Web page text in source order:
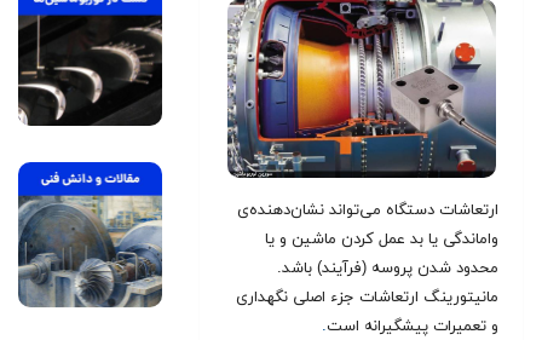
ارتعاشات دستگاه می‌تواند نشان‌دهنده‌ی
واماندگی یا بد عمل کردن ماشین و یا
محدود شدن پروسه (فرآیند) باشد.
مانیتورینگ ارتعاشات جزء اصلی نگهداری
و تعمیرات پیشگیرانه است.